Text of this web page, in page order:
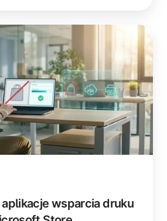
wsparcia druku